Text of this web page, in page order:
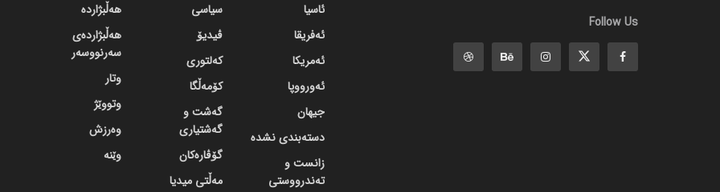
Follow Us
ئاسیا
ئەفریقا
ئەمریکا
ئەورووپا
جیهان
دسته‌بندی نشده
زانست و
تەندرووستی
سیاسی
ڤیدیۆ
کەلتوری
کۆمەڵگا
گه‌شت و
گه‌شتیاری
گۆڤاره‌کان
مەڵتی میدیا
هەڵبژاردە
هەڵبژاردەی
سەرنووسەر
وتار
وتووێژ
وەرزش
وێنە